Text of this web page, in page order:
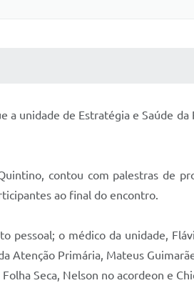
unidade de Estratégia e Saúde da
contou com palestras de
ao final do encontro.
pessoal; o médico da unidade,
Atenção Primária, Mateus
Seca, Nelson no acordeon e